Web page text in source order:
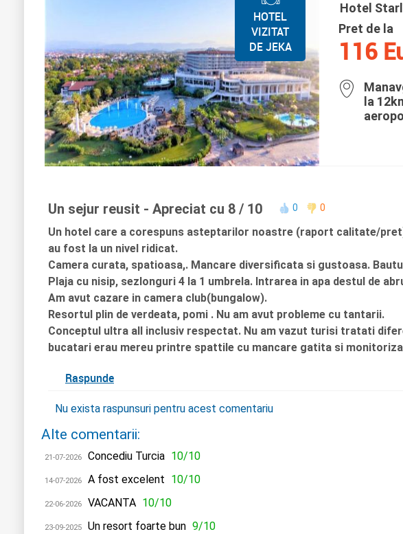
HOTEL
VIZITAT
DE JEKA
Hotel
Pret de la
116
la
Un sejur reusit - Apreciat cu 8 / 10 0 0
Un hotel care a corespuns asteptarilor noastre (raport calitate/
au fost la un nivel ridicat.
Camera curata, spatioasa,. Mancare diversificata si gustoasa.
Plaja cu nisip, sezlonguri 4 la 1 umbrela. Intrarea in apa destul de
Am avut cazare in camera club(bungalow).
Resortul plin de verdeata, pomi . Nu am avut probleme cu tantarii.
Conceptul ultra all inclusiv respectat. Nu am vazut turisi tratati
bucatari erau mereu printre spattile cu mancare gatita si
Raspunde
Nu exista raspunsuri pentru acest comentariu
Alte comentarii:
21-07-2026 Concediu Turcia 10/10
14-07-2026 A fost excelent 10/10
22-06-2026 VACANTA 10/10
23-09-2025 Un resort foarte bun 9/10